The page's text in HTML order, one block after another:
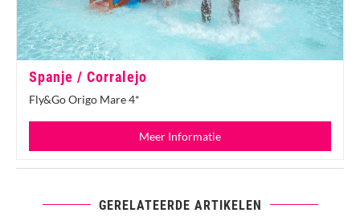
Spanje / Corralejo
Fly&Go Origo Mare 4*
Meer Informatie
GERELATEERDE ARTIKELEN